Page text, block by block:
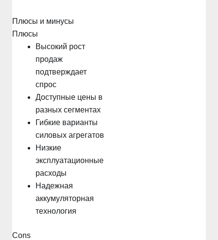
Плюсы и минусы
Плюсы
Высокий рост
продаж
подтверждает
спрос
Доступные цены в
разных сегментах
Гибкие варианты
силовых агрегатов
Низкие
эксплуатационные
расходы
Надежная
аккумуляторная
технология
Cons